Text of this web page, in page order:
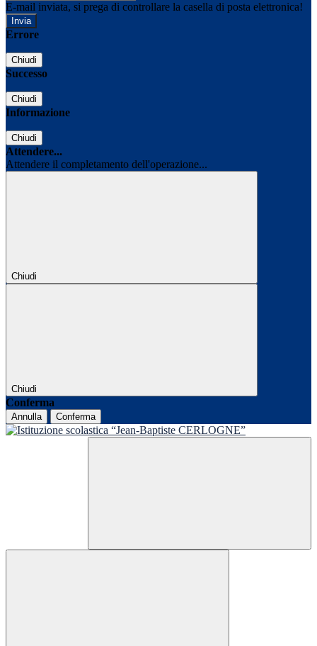
E-mail inviata, si prega di controllare la casella di posta elettronica!
Errore
Chiudi
Successo
Chiudi
Informazione
Chiudi
Attendere...
Attendere il completamento dell'operazione...
Chiudi
Chiudi
Conferma
Annulla Conferma